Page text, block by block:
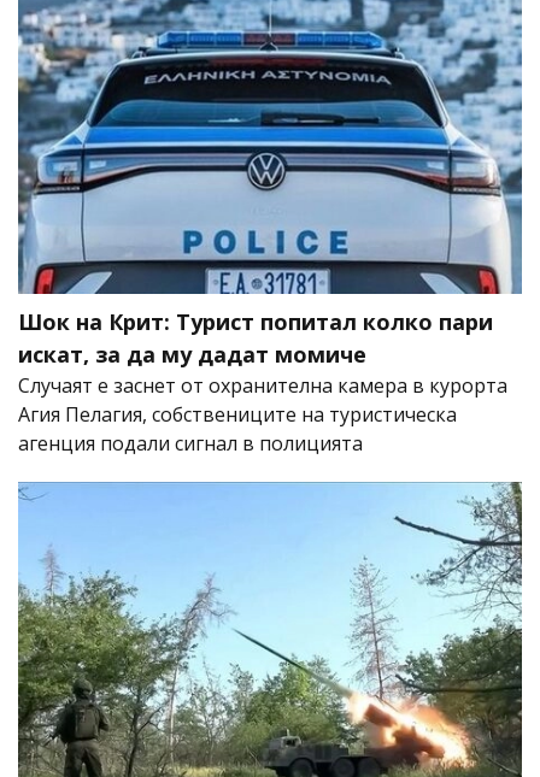
Шок на Крит: Турист попитал колко пари
искат, за да му дадат момиче
Случаят е заснет от охранителна камера в курорта
Агия Пелагия, собствениците на туристическа
агенция подали сигнал в полицията